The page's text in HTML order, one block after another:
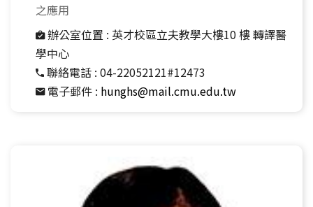
之應用
辦公室位置 : 英才校區立夫教學大樓10 樓 轉譯醫
學中心
聯絡電話 : 04-22052121#12473
電子郵件 : hunghs@mail.cmu.edu.tw